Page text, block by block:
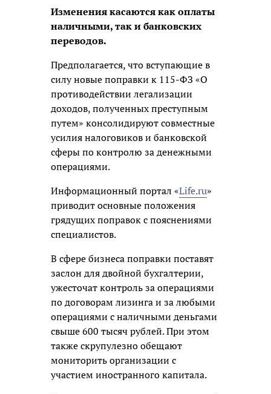
Изменения касаются как оплаты
наличными, так и банковских
переводов.
Предполагается, что вступающие в
силу новые поправки к 115-ФЗ «О
противодействии легализации
доходов, полученных преступным
путем» консолидируют совместные
усилия налоговиков и банковской
сферы по контролю за денежными
операциями.
Информационный портал «Life.ru»
приводит основные положения
грядущих поправок с пояснениями
специалистов.
В сфере бизнеса поправки поставят
заслон для двойной бухгалтерии,
ужесточат контроль за операциями
по договорам лизинга и за любыми
операциями с наличными деньгами
свыше 600 тысяч рублей. При этом
также скрупулезно обещают
мониторить организации с
участием иностранного капитала.